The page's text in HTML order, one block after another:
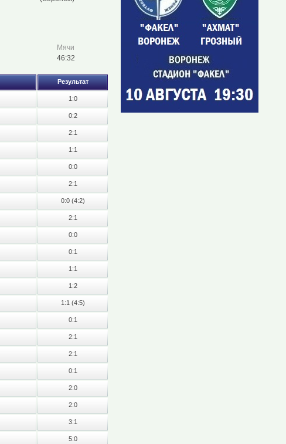
Мячи
46:32
Результат
1:0
0:2
2:1
1:1
0:0
2:1
0:0 (4:2)
2:1
0:0
0:1
1:1
1:2
1:1 (4:5)
0:1
2:1
2:1
0:1
2:0
2:0
3:1
5:0